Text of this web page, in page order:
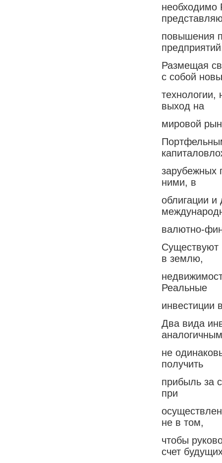
необходимо
повышения
Размещая
с собой
технологии,
выход на
мировой
зарубежных
ними, в
облигации и
валютно-
Существуют
в землю,
Реальные
инвестиции
Два вида
не
получить
прибыль за
при
не в том,
чтобы
счет